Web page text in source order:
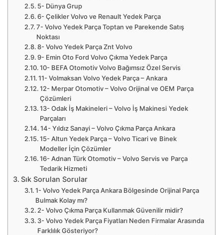
5- Dünya Grup
6- Çelikler Volvo ve Renault Yedek Parça
7- Volvo Yedek Parça Toptan ve Parekende Satış
Noktası
8- Volvo Yedek Parça Znt Volvo
9- Emin Oto Ford Volvo Çıkma Yedek Parça
10- BEFA Otomotiv Volvo Bağımsız Özel Servis
11- Volmaksan Volvo Yedek Parça – Ankara
12- Merpar Otomotiv – Volvo Orijinal ve OEM Parça
Çözümleri
13- Odak İş Makineleri – Volvo İş Makinesi Yedek
Parçaları
14- Yıldız Sanayi – Volvo Çıkma Parça Ankara
15- Altun Yedek Parça – Volvo Ticari ve Binek
Modeller İçin Çözümler
16- Adnan Türk Otomotiv – Volvo Servis ve Parça
Tedarik Hizmeti
Sık Sorulan Sorular
1- Volvo Yedek Parça Ankara Bölgesinde Orijinal Parça
Bulmak Kolay mı?
2- Volvo Çıkma Parça Kullanmak Güvenilir midir?
3- Volvo Yedek Parça Fiyatları Neden Firmalar Arasında
Farklılık Gösteriyor?